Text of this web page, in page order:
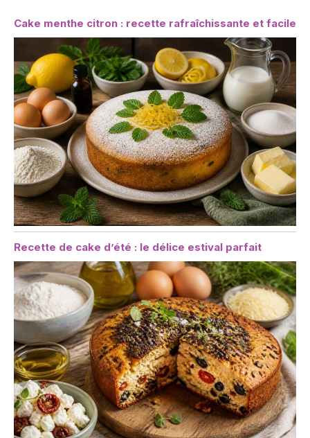
Cake menthe citron : recette rafraîchissante et facile
Recette de cake d’été : le délice estival parfait